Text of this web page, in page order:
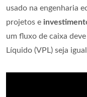
usado na engenharia
projetos e
um fluxo de caixa
Líquido (VPL) seja